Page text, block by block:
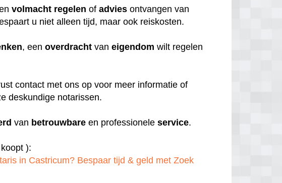
volmacht regelen ofadvies ontvangen van
u niet alleen tijd, maar ook reiskosten.
, eenoverdracht vaneigendom wilt regelen
contact met ons op voor meer informatie of
deskundige notarissen.
van betrouwbare en professioneleservice.
):
in Castricum? Bespaar tijd & geld met Zoek